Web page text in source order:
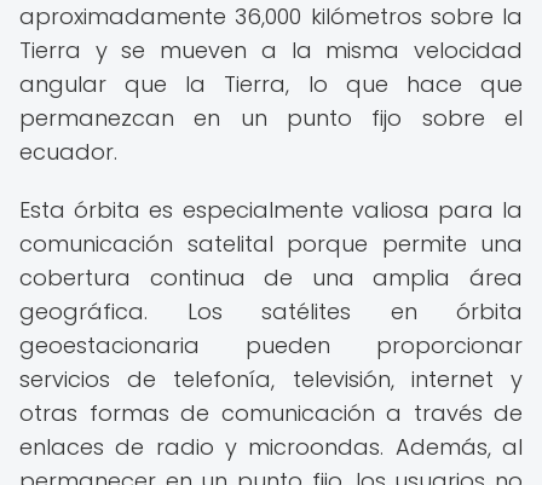
aproximadamente 36,000 kilómetros sobre la
Tierra y se mueven a la misma velocidad
angular que la Tierra, lo que hace que
permanezcan en un punto fijo sobre el
ecuador.
Esta órbita es especialmente valiosa para la
comunicación satelital porque permite una
cobertura continua de una amplia área
geográfica. Los satélites en órbita
geoestacionaria pueden proporcionar
servicios de telefonía, televisión, internet y
otras formas de comunicación a través de
enlaces de radio y microondas. Además, al